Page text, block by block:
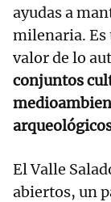
ayudas a
milenaria. Es
valor de lo
conjuntos
El Valle
abiertos, un